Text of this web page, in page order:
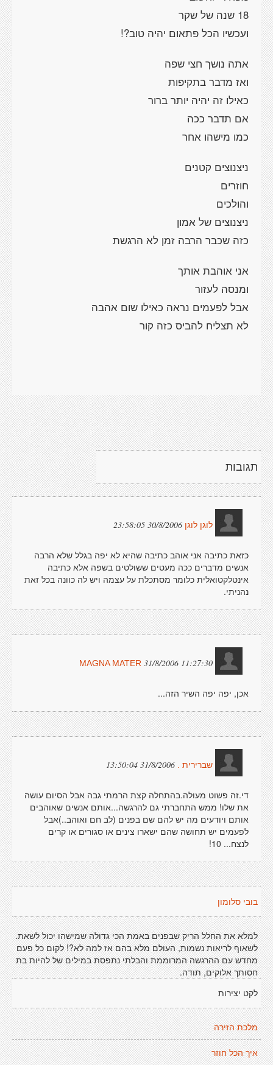
18 שנה של שקר
ועכשיו הכל פתאום יהיה טוב?!
אתה נושך חצי שפה
ואז מדבר בתקיפות
כאילו זה יהיה יותר ברור
אם תדבר ככה
כמו מישהו אחר
ניצנוצים קטנים
חוזרים
והולכים
ניצנוצים של אמון
כזה שכבר הרבה זמן לא הרגשת
אני אוהבת אותך
ומנסה לעזור
אבל לפעמים נראה כאילו שום אהבה
לא תצליח להביס כזה קור
תגובות
לוגן לוגן 30/8/2006 23:58:05
כזאת כתיבה אני אוהב כתיבה שהיא לא יפה בגלל שלא הרבה
אנשים מדברים ככה מעטים ששולטים בשפה אלא כתיבה
אינטלקטואלית כלומר מסתכלת על עצמה ויש לה כוונה בכל זאת
נהניתי.
MAGNA MATER 31/8/2006 11:27:30
אכן, יפה יפה השיר הזה...
שברירית . 31/8/2006 13:50:04
די.זה פשוט מעולה.בהתחלה קצת הרמתי גבה אבל הסיום עושה
את שלו! ממש התחברתי גם להרגשה...אותם אנשים שאוהבים
אותם ויודעים מה יש להם שם בפנים (לב חם ואוהב..)אבל
לפעמים יש תחושה שהם ישארו צינים או סגורים או קרים
לנצח... 10!
בובי סלומון
למלא את החלל הריק שבפנים באמת הכי גדולה שמישהו יכול לשאת.
לשאוף לריאות נשמות, העולם מלא בהם אז למה לא?! לקום כל פעם
מחדש עם ההרגשה המרוממת והבלתי נתפסת במילים של להיות בת
חסותך אלוקים, תודה.
לקט יצירות
מלכת הזירה
איך הכל חוזר